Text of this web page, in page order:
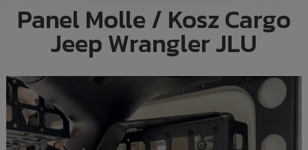
Panel Molle / Kosz Cargo
Jeep Wrangler JLU